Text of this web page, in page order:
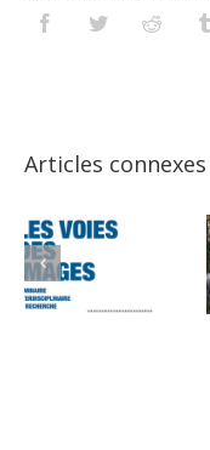
FacebookTwitterReddit
Articles connexes